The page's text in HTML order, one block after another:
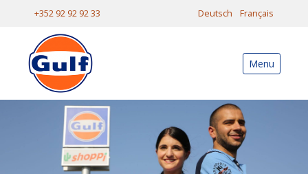
+352 92 92 92 33 Deutsch Français
Menu